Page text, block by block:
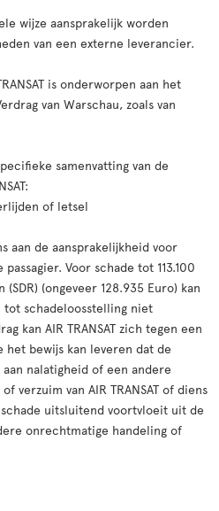
wijze aansprakelijk worden
van een externe leverancier.
is onderworpen aan het
van Warschau, zoals van
samenvatting van de
of letsel
aan de aansprakelijkheid voor
Voor schade tot 113.100
(ongeveer 128.935 Euro) kan
tot schadeloosstelling niet
kan AIR TRANSAT zich tegen een
het bewĳs kan leveren dat de
nalatigheid of een andere
verzuim van AIR TRANSAT of diens
uitsluitend voortvloeit uit de
onrechtmatige handeling of